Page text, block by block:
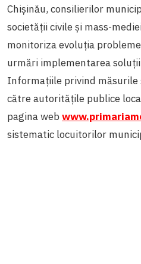
Chișinău, consilierilor
societății civile și mass-
monitoriza evoluția
urmări implementarea
Informațiile privind
către autoritățile publice
pagina web
sistematic locuitorilor